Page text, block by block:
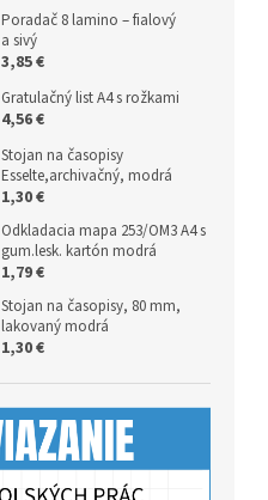
Poradač 8 lamino – fialový
a sivý
3,85 €
Gratulačný list A4 s rožkami
4,56 €
Stojan na časopisy
Esselte,archivačný, modrá
1,30 €
Odkladacia mapa 253/OM3 A4 s
gum.lesk. kartón modrá
1,79 €
Stojan na časopisy, 80 mm,
lakovaný modrá
1,30 €